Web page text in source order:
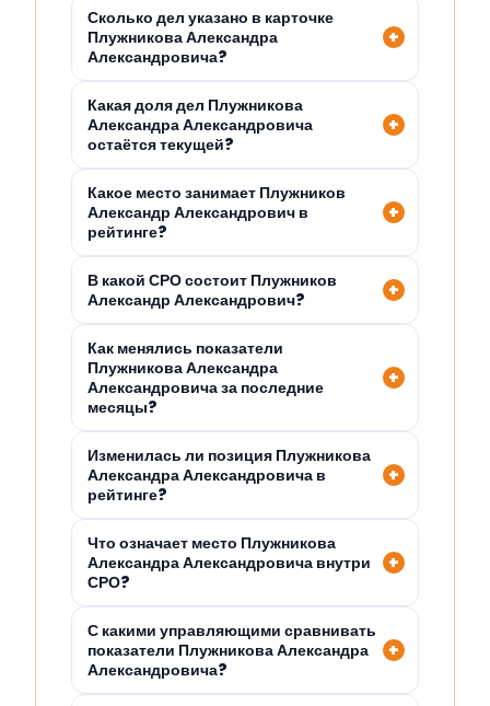
Сколько дел указано в карточке
Плужникова Александра
Александровича?
Какая доля дел Плужникова
Александра Александровича
остаётся текущей?
Какое место занимает Плужников
Александр Александрович в
рейтинге?
В какой СРО состоит Плужников
Александр Александрович?
Как менялись показатели
Плужникова Александра
Александровича за последние
месяцы?
Изменилась ли позиция Плужникова
Александра Александровича в
рейтинге?
Что означает место Плужникова
Александра Александровича внутри
СРО?
С какими управляющими сравнивать
показатели Плужникова Александра
Александровича?